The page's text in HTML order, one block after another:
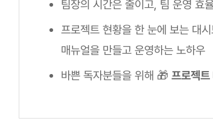
팀장의 시간은 줄이고, 팀 운영 효
프로젝트 현황을 한 눈에 보는 대
매뉴얼을 만들고 운영하는 노하우
바쁜 독자분들을 위해 🎁 프로젝트